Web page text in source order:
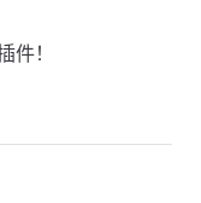
件！